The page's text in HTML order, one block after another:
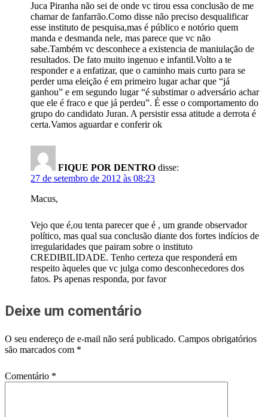
Juca Piranha não sei de onde vc tirou essa conclusão de me
chamar de fanfarrão.Como disse não preciso desqualificar
esse instituto de pesquisa,mas é público e notório quem
manda e desmanda nele, mas parece que vc não
sabe.Também vc desconhece a existencia de maniulação de
resultados. De fato muito ingenuo e infantil.Volto a te
responder e a enfatizar, que o caminho mais curto para se
perder uma eleição é em primeiro lugar achar que “já
ganhou” e em segundo lugar “é substimar o adversário achar
que ele é fraco e que já perdeu”. É esse o comportamento do
grupo do candidato Juran. A persistir essa atitude a derrota é
certa.Vamos aguardar e conferir ok
FIQUE POR DENTRO disse:
27 de setembro de 2012 às 08:23
Macus,
Vejo que é,ou tenta parecer que é , um grande observador
político, mas qual sua conclusão diante dos fortes indícios de
irregularidades que pairam sobre o instituto
CREDIBILIDADE. Tenho certeza que responderá em
respeito àqueles que vc julga como desconhecedores dos
fatos. Ps apenas responda, por favor
Deixe um comentário
O seu endereço de e-mail não será publicado. Campos obrigatórios
são marcados com *
Comentário *